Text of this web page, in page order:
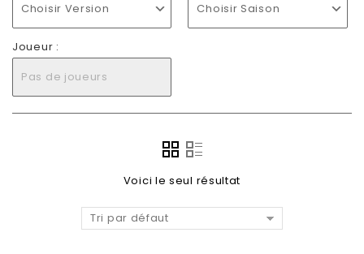
Choisir Version
Choisir Saison
Joueur :
Pas de joueurs
Voici le seul résultat
Tri par défaut